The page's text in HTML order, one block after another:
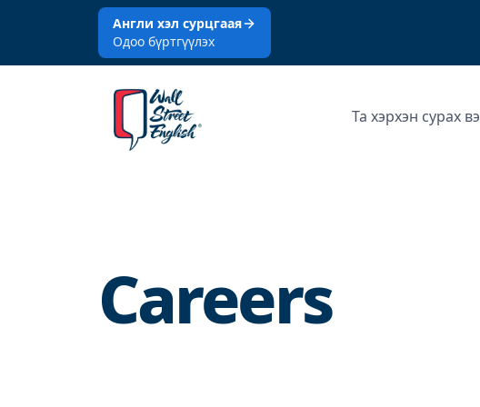
Англи хэл сурцгаая
Одоо бүртгүүлэх
Та хэрхэн сурах вэ
Careers